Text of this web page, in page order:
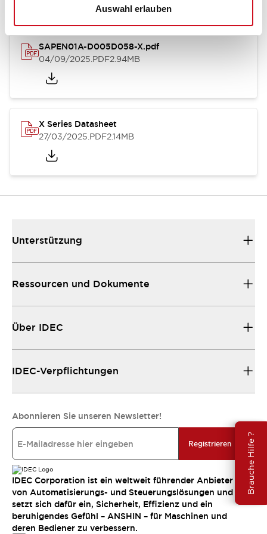
Auswahl erlauben
Brauche Hilfe ?
SAPEN01A-D005D058-X.pdf
04/09/2025.PDF2.94MB
X Series Datasheet
27/03/2025.PDF2.14MB
Unterstützung
Ressourcen und Dokumente
Über IDEC
IDEC-Verpflichtungen
Abonnieren Sie unseren Newsletter!
Registrieren
IDEC Corporation ist ein weltweit führender Anbieter
von Automatisierungs- und Steuerungslösungen und
setzt sich dafür ein, Sicherheit, Effizienz und ein
beruhigendes Gefühl – ANSHIN – für Maschinen und
deren Bediener zu verbessern.